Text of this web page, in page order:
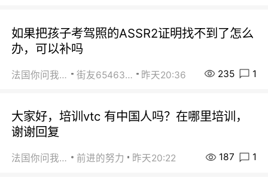
如果把孩子考驾照的ASSR2证明找不到了怎么
办，可以补吗
法国你问我答 街友65463281 昨天20:36 235 1
大家好，培训vtc 有中国人吗？在哪里培训，
谢谢回复
法国你问我答 前进的努力 昨天20:22 187 1